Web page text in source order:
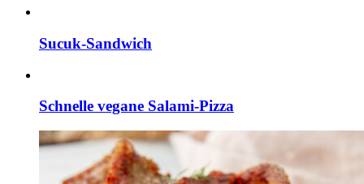
Sucuk-Sandwich
Schnelle vegane Salami-Pizza